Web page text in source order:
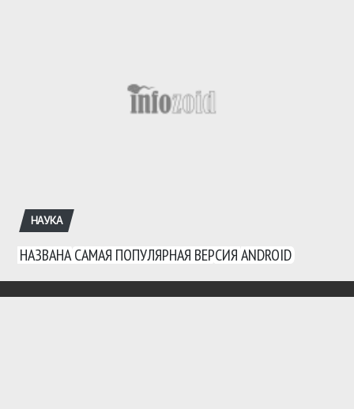
НАУКА
НАЗВАНА САМАЯ ПОПУЛЯРНАЯ ВЕРСИЯ ANDROID